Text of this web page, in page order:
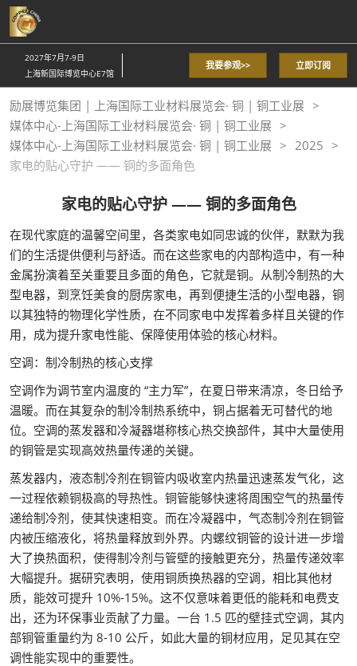
直
接
跳
至
内
容
2027年7月7-9日
上海新国际博览中心E7馆
我要参观>> 立即订阅
励展博览集团 | 上海国际工业材料展览会· 铜 | 铜工业展
媒体中心-上海国际工业材料展览会· 铜 | 铜工业展
媒体中心-上海国际工业材料展览会· 铜 | 铜工业展
2025
家电的贴心守护 —— 铜的多面角色
家电的贴心守护 —— 铜的多面角色
在现代家庭的温馨空间里，各类家电如同忠诚的伙伴，默默为我
们的生活提供便利与舒适。而在这些家电的内部构造中，有一种
金属扮演着至关重要且多面的角色，它就是铜。从制冷制热的大
型电器，到烹饪美食的厨房家电，再到便捷生活的小型电器，铜
以其独特的物理化学性质，在不同家电中发挥着多样且关键的作
用，成为提升家电性能、保障使用体验的核心材料。
空调：制冷制热的核心支撑
空调作为调节室内温度的 “主力军”，在夏日带来清凉，冬日给予
温暖。而在其复杂的制冷制热系统中，铜占据着无可替代的地
位。空调的蒸发器和冷凝器堪称核心热交换部件，其中大量使用
的铜管是实现高效热量传递的关键。
蒸发器内，液态制冷剂在铜管内吸收室内热量迅速蒸发气化，这
一过程依赖铜极高的导热性。铜管能够快速将周围空气的热量传
递给制冷剂，使其快速相变。而在冷凝器中，气态制冷剂在铜管
内被压缩液化，将热量释放到外界。内螺纹铜管的设计进一步增
大了换热面积，使得制冷剂与管壁的接触更充分，热量传递效率
大幅提升。据研究表明，使用铜质换热器的空调，相比其他材
质，能效可提升 10%-15%。这不仅意味着更低的能耗和电费支
出，还为环保事业贡献了力量。一台 1.5 匹的壁挂式空调，其内
部铜管重量约为 8-10 公斤，如此大量的铜材应用，足见其在空
调性能实现中的重要性。